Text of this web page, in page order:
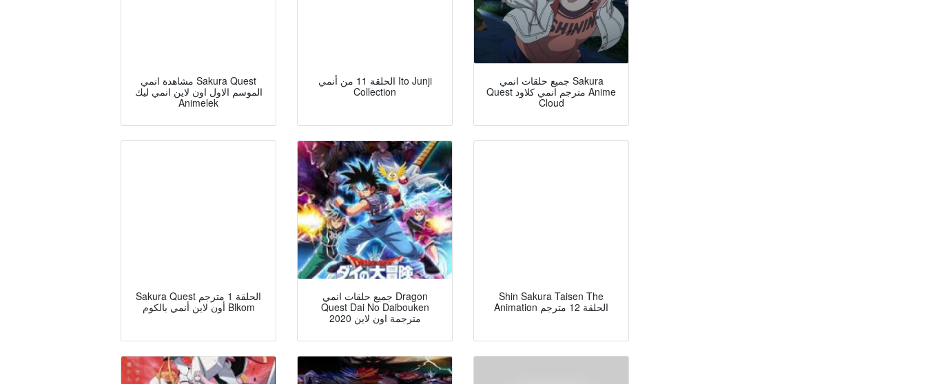
مشاهدة انمي Sakura Quest
الموسم الاول اون لاين انمي ليك
Animelek
الحلقة 11 من أنمي Ito Junji
Collection
جميع حلقات انمي Sakura
Quest مترجم انمي كلاود Anime
Cloud
Sakura Quest الحلقة 1 مترجم
أون لاين أنمي بالكوم Blkom
جميع حلقات انمي Dragon
Quest Dai No Daibouken
2020 مترجمة اون لاين
Shin Sakura Taisen The
Animation الحلقة 12 مترجم